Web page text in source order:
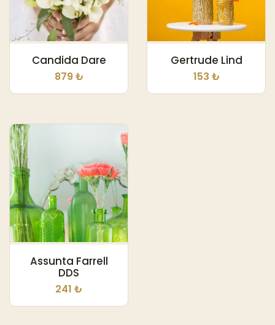
Candida Dare
879 ₺
Gertrude Lind
153 ₺
Assunta Farrell
DDS
241 ₺